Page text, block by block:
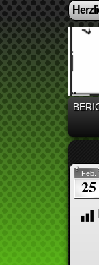
Feb.
25